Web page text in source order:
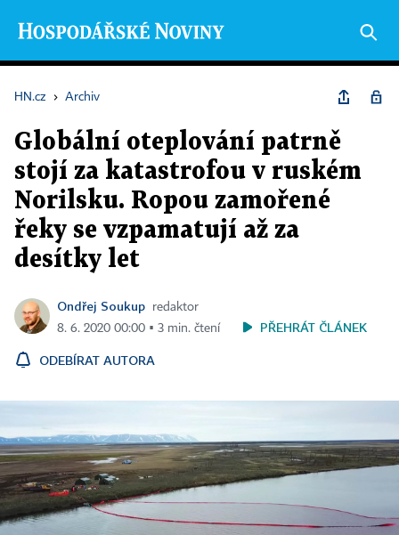
HN.cz › Archiv
Globální oteplování patrně
stojí za katastrofou v ruském
Norilsku. Ropou zamořené
řeky se vzpamatují až za
desítky let
Ondřej Soukup
redaktor
8. 6. 2020 00:00 ▪ 3 min. čtení
PŘEHRÁT ČLÁNEK
ODEBÍRAT AUTORA